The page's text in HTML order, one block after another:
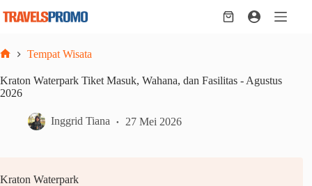
Shopping
Tempat Wisata
Kraton Waterpark Tiket Masuk, Wahana, dan Fasilitas - Agustus
2026
Inggrid Tiana 27 Mei 2026
Kraton Waterpark